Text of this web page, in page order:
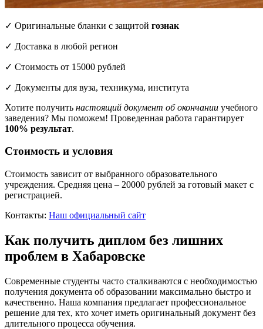
✓ Оригинальные бланки с защитой гознак
✓ Доставка в любой регион
✓ Стоимость от 15000 рублей
✓ Документы для вуза, техникума, института
Хотите получить настоящий документ об окончании учебного
заведения? Мы поможем! Проведенная работа гарантирует
100% результат.
Стоимость и условия
Стоимость зависит от выбранного образовательного
учреждения. Средняя цена – 20000 рублей за готовый макет с
регистрацией.
Контакты: Наш официальный сайт
Как получить диплом без лишних
проблем в Хабаровске
Современные студенты часто сталкиваются с необходимостью
получения документа об образовании максимально быстро и
качественно. Наша компания предлагает профессиональное
решение для тех, кто хочет иметь оригинальный документ без
длительного процесса обучения.